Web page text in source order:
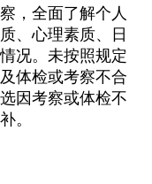
，全面了解个人
、心理素质、日
况。未按照规定
体检或考察不合
因考察或体检不
。